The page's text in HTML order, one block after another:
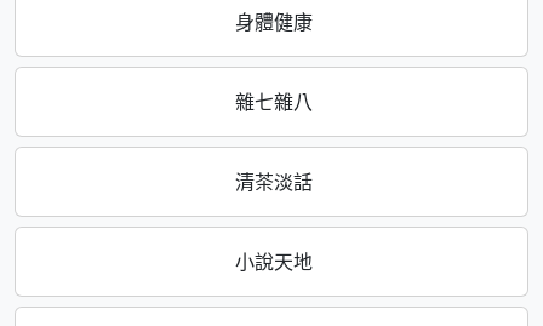
身體健康
雜七雜八
清茶淡話
小說天地